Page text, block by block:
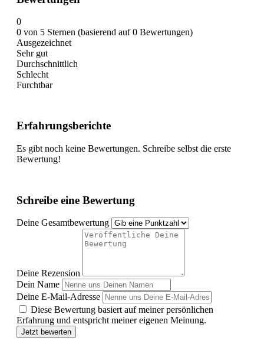
0
0 von 5 Sternen (basierend auf 0 Bewertungen)
Ausgezeichnet
Sehr gut
Durchschnittlich
Schlecht
Furchtbar
Erfahrungsberichte
Es gibt noch keine Bewertungen. Schreibe selbst die erste
Bewertung!
Schreibe eine Bewertung
Deine Gesamtbewertung
Deine Rezension
Dein Name
Deine E-Mail-Adresse
Diese Bewertung basiert auf meiner persönlichen
Erfahrung und entspricht meiner eigenen Meinung.
Jetzt bewerten